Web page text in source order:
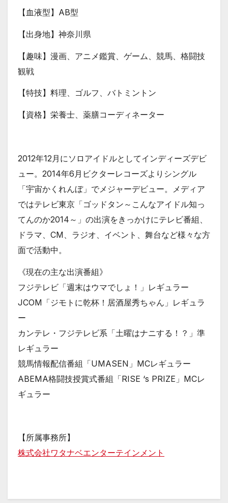
【血液型】AB型
【出身地】神奈川県
【趣味】漫画、アニメ鑑賞、ゲーム、競馬、格闘技
観戦
【特技】料理、ゴルフ、バトミントン
【資格】栄養士、薬膳コーディネーター
2012年12月にソロアイドルとしてインディーズデビ
ュー。2014年6月ビクターレコーズよりシングル
「宇宙かくれんぼ」でメジャーデビュー。メディア
ではテレビ東京「ゴッドタン～こんなアイドル知っ
てんのか2014～」の出演をきっかけにテレビ番組、
ドラマ、CM、ラジオ、イベント、舞台など様々な方
面で活動中。
《現在の主な出演番組》
フジテレビ「週末はウマでしょ！」レギュラー
JCOM「ジモトに乾杯！居酒屋秀ちゃん」レギュラ
ー
カンテレ・フジテレビ系「土曜はナニする！？」準
レギュラー
競馬情報配信番組「UMASEN」MCレギュラー
ABEMA格闘技授賞式番組「RISE ‘s PRIZE」MCレ
ギュラー
【所属事務所】
株式会社ワタナベエンターテインメント